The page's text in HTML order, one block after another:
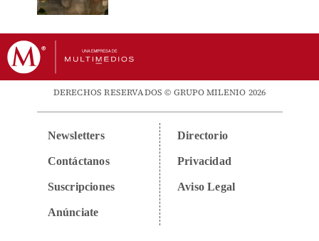
DERECHOS RESERVADOS © GRUPO MILENIO 2026
Newsletters
Contáctanos
Suscripciones
Anúnciate
Directorio
Privacidad
Aviso Legal